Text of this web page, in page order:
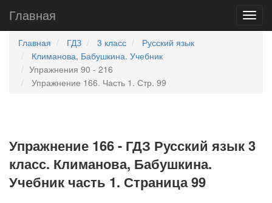
Главная
Главная ГДЗ 3 класс
Русский язык
Климанова, Бабушкина. Учебник
Упражнения 90 - 216
Упражнение 166. Часть 1. Стр. 99
Упражнение 166 - ГДЗ Русский язык 3
класс. Климанова, Бабушкина.
Учебник часть 1. Страница 99